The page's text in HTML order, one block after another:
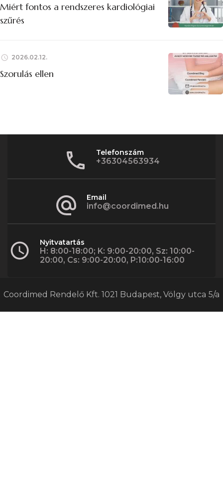
Miért fontos a rendszeres kardiológiai
szűrés
2026.02.12.
Szorulás ellen
Telefonszám
+36304563934
Email
info@coordimed.hu
Nyitvatartás
H: 8:00-18:00; K: 9:00-20:00, Sz: 10:00-
20:00, Cs: 9:00-20:00, P:10:00-16:00
Coordimed Rendelő Kft. 1021 Budapest, Völgy utca 5/a